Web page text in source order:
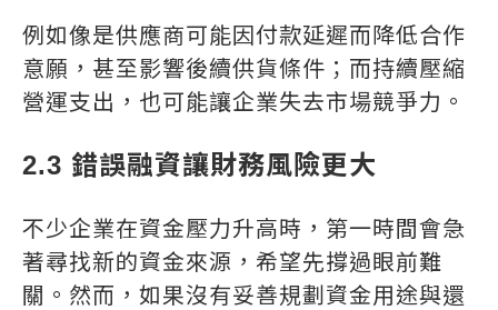
例如像是供應商可能因付款延遲而降低合作
意願，甚至影響後續供貨條件；而持續壓縮
營運支出，也可能讓企業失去市場競爭力。
2.3 錯誤融資讓財務風險更大
不少企業在資金壓力升高時，第一時間會急
著尋找新的資金來源，希望先撐過眼前難
關。然而，如果沒有妥善規劃資金用途與還